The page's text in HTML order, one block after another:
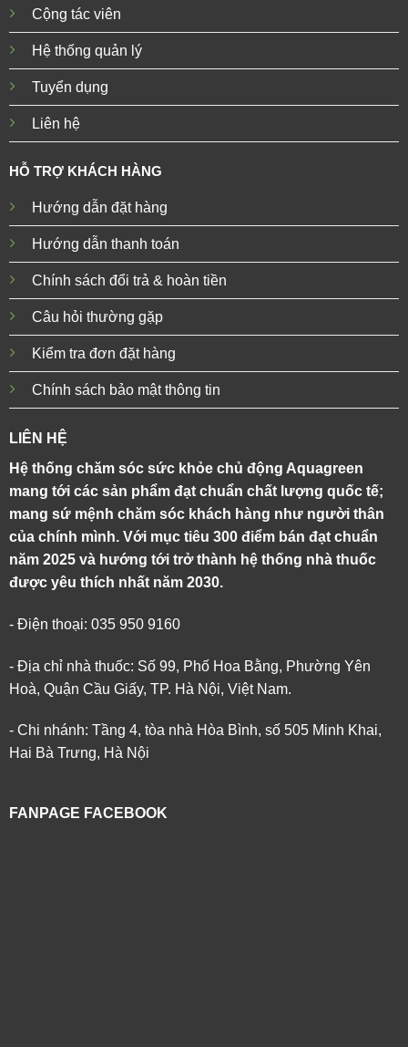
Cộng tác viên
Hệ thống quản lý
Tuyển dụng
Liên hệ
HỖ TRỢ KHÁCH HÀNG
Hướng dẫn đặt hàng
Hướng dẫn thanh toán
Chính sách đổi trả & hoàn tiền
Câu hỏi thường gặp
Kiểm tra đơn đặt hàng
Chính sách bảo mật thông tin
LIÊN HỆ
Hệ thống chăm sóc sức khỏe chủ động Aquagreen
mang tới các sản phẩm đạt chuẩn chất lượng quốc tế;
mang sứ mệnh chăm sóc khách hàng như người thân
của chính mình. Với mục tiêu 300 điểm bán đạt chuẩn
năm 2025 và hướng tới trở thành hệ thống nhà thuốc
được yêu thích nhất năm 2030.
- Điện thoại: 035 950 9160
- Địa chỉ nhà thuốc: Số 99, Phố Hoa Bằng, Phường Yên
Hoà, Quận Cầu Giấy, TP. Hà Nội, Việt Nam.
- Chi nhánh: Tầng 4, tòa nhà Hòa Bình, số 505 Minh Khai,
Hai Bà Trưng, Hà Nội
FANPAGE FACEBOOK